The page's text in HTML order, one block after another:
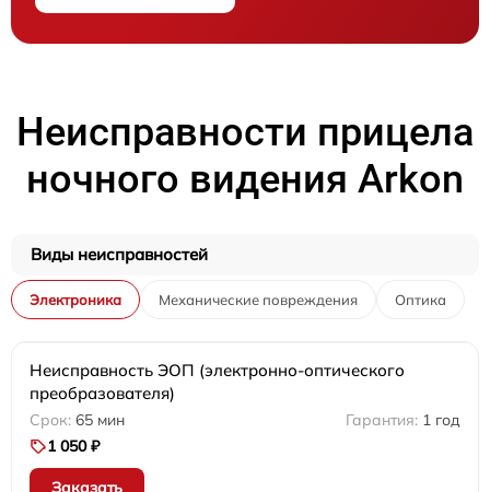
Неисправности прицела
ночного видения Arkon
Виды неисправностей
Электроника Механические повреждения Оптика
Неисправность ЭОП (электронно-оптического
преобразователя)
65 мин
1 год
1 050 ₽
Заказать